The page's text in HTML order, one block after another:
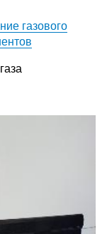
газового